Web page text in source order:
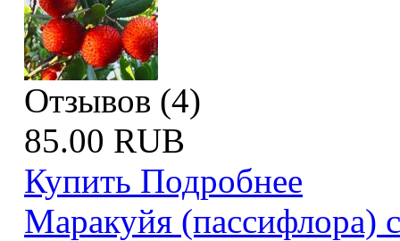
Отзывов (4)
85.00 RUB
Купить Подробнее
Маракуйя (пассифлора)